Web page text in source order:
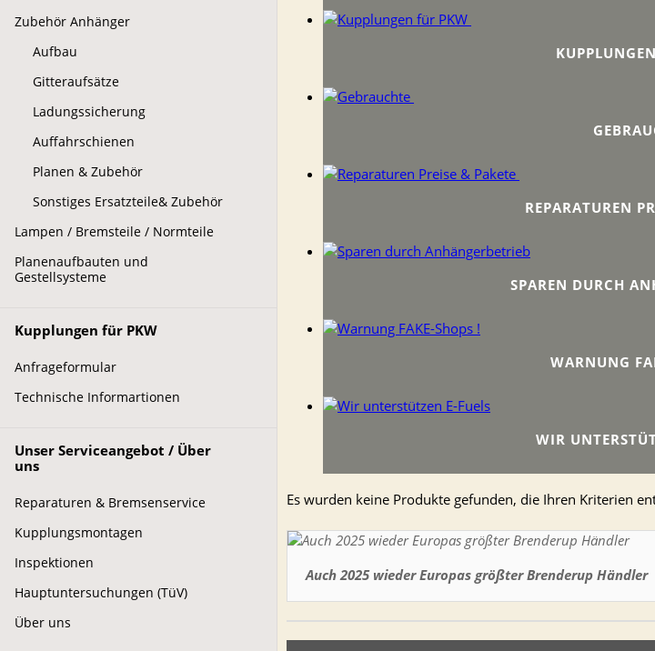
Zubehör Anhänger
Aufbau
Gitteraufsätze
Ladungssicherung
Auffahrschienen
Planen & Zubehör
Sonstiges Ersatzteile& Zubehör
Lampen / Bremsteile / Normteile
Planenaufbauten und
Gestellsysteme
Kupplungen für PKW
Anfrageformular
Technische Informartionen
Unser Serviceangebot / Über
uns
Reparaturen & Bremsenservice
Kupplungsmontagen
Inspektionen
Hauptuntersuchungen (TüV)
Über uns
REPARATUREN
SPAREN DURCH
WARNUNG
WIR
Es wurden keine Produkte gefunden, die Ihren Kriterien
Auch 2025 wieder Europas größter Brenderup Händler